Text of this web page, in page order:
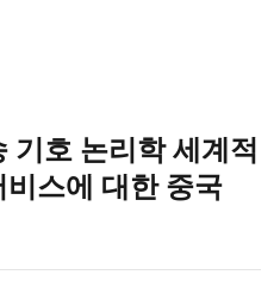
기호 논리학 세계적
스에 대한 중국